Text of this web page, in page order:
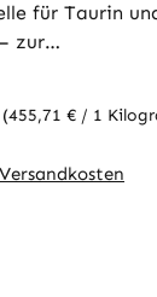
für Taurin
zur
der
Katzenbesitzer
Besonders
ihre Nahrung
nicht selbst
(455,71 € / 1
Gib